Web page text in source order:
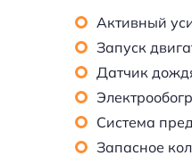
Активный
Запуск
Датчик
Система
Запасное